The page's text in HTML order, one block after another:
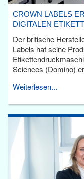
CROWN LABELS
DIGITALEN
Der britische
Labels hat seine
Sciences (Domino)
Weiterlesen...